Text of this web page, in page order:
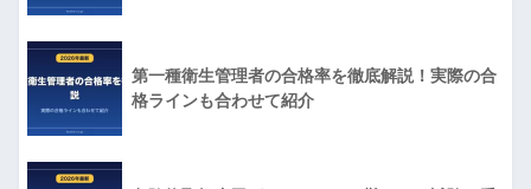
第一種衛生管理者の合格率を徹底解説！実際の合
格ラインも合わせて紹介